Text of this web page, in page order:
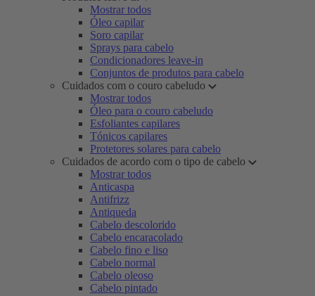
Mostrar todos
Óleo capilar
Soro capilar
Sprays para cabelo
Condicionadores leave-in
Conjuntos de produtos para cabelo
Cuidados com o couro cabeludo
Mostrar todos
Óleo para o couro cabeludo
Esfoliantes capilares
Tónicos capilares
Protetores solares para cabelo
Cuidados de acordo com o tipo de cabelo
Mostrar todos
Anticaspa
Antifrizz
Antiqueda
Cabelo descolorido
Cabelo encaracolado
Cabelo fino e liso
Cabelo normal
Cabelo oleoso
Cabelo pintado